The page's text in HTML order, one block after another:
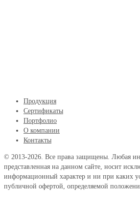
Продукция
Сертификаты
Портфолио
О компании
Контакты
© 2013-2026. Все права защищены. Любая
представленная на данном сайте, носит
информационный характер и ни при каких
публичной офертой, определяемой